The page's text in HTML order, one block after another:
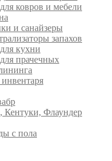
ковров и мебели
и санайзеры
запахов
кухни
прачечных
Флаундер
с пола